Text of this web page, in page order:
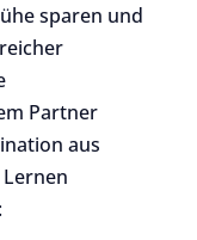
sparen und
Partner
aus